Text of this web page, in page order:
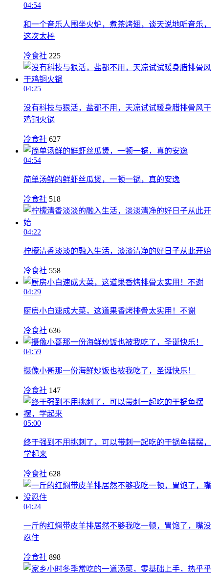
04:54
和一个音乐人围坐火炉，煮茶烤翅，谈天说地听音乐，
这次太棒
冷食社 225
04:25
没有科技与狠活，盐都不用，天凉试试暖身腊排骨风干
鸡铜火锅
冷食社 627
04:54
简单汤鲜的鲜虾丝瓜煲，一顿一锅，真的安逸
冷食社 518
04:22
柠檬清香淡淡的融入生活，淡淡清净的好日子从此开始
冷食社 558
04:29
厨房小白速成大菜，这道果香烤排骨太实用！不谢
冷食社 636
04:59
摄像小哥那一份海鲜炒饭也被我吃了，圣诞快乐！
冷食社 147
05:00
终于强到不用挑刺了，可以带刺一起吃的干锅鱼摆摆，
学起来
冷食社 628
04:24
一斤的红焖带皮羊排居然不够我吃一顿，胃饱了，嘴没
忍住
冷食社 898